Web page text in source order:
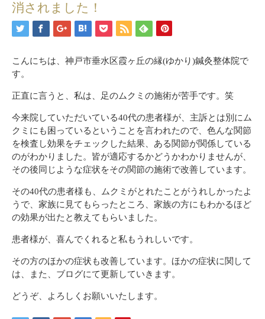
消されました！
こんにちは、神戸市垂水区霞ヶ丘の縁(ゆかり)鍼灸整体院で
す。
正直に言うと、私は、足のムクミの施術が苦手です。笑
今来院していただいている40代の患者様が、主訴とは別にム
クミにも困っているということを言われたので、色んな関節
を検査し効果をチェックした結果、ある関節が関係している
のがわかりました。皆が適応するかどうかわかりませんが、
その後同じような症状をその関節の施術で改善しています。
その40代の患者様も、ムクミがとれたことがうれしかったよ
うで、家族に見てもらったところ、家族の方にもわかるほど
の効果が出たと教えてもらいました。
患者様が、喜んでくれると私もうれしいです。
その方のほかの症状も改善しています。ほかの症状に関して
は、また、ブログにて更新していきます。
どうぞ、よろしくお願いいたします。